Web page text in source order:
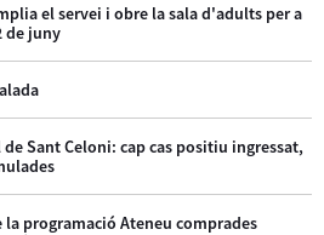
el servei i obre la sala d'adults per a
de juny
Sant Celoni: cap cas positiu ingressat,
programació Ateneu comprades